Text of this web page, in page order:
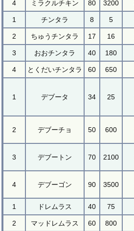
4 ミラクルチキン 80 3200
1 チンタラ 8 5
2 ちゅうチンタラ 17 16
3 おおチンタラ 40 180
4 とくだいチンタラ 60 650
1 デブータ 34 25
2 デブーチョ 50 600
3 デブートン 70 2100
4 デブーゴン 90 3500
1 ドレムラス 40 75
2 マッドレムラス 60 800